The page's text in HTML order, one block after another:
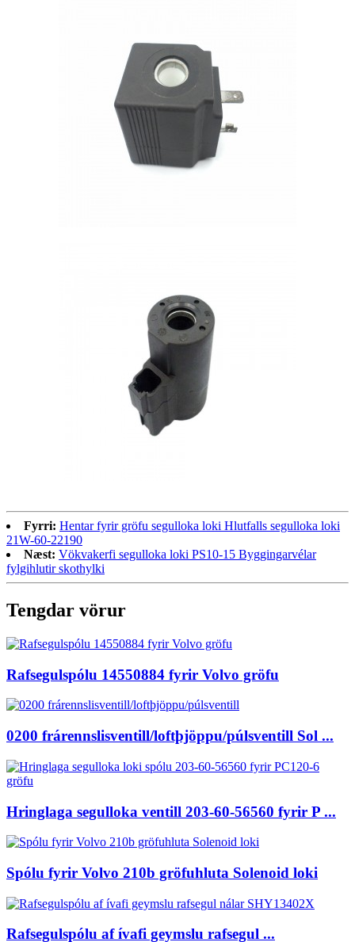
Fyrri: Hentar fyrir gröfu segulloka loki Hlutfalls segulloka loki
21W-60-22190
Næst: Vökvakerfi segulloka loki PS10-15 Byggingarvélar
fylgihlutir skothylki
Tengdar vörur
Rafsegulspólu 14550884 fyrir Volvo gröfu
0200 frárennslisventill/loftþjöppu/púlsventill Sol ...
Hringlaga segulloka ventill 203-60-56560 fyrir P ...
Spólu fyrir Volvo 210b gröfuhluta Solenoid loki
Rafsegulspólu af ívafi geymslu rafsegul ...